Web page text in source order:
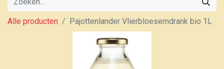
Alle producten Pajottenlander Vlierbloesemdrank bio 1L